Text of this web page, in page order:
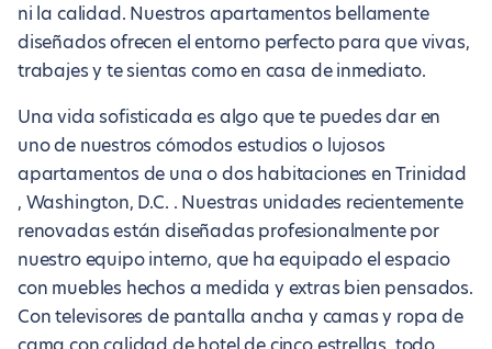
ni la calidad. Nuestros apartamentos bellamente
diseñados ofrecen el entorno perfecto para que vivas,
trabajes y te sientas como en casa de inmediato.
Una vida sofisticada es algo que te puedes dar en
uno de nuestros cómodos estudios o lujosos
apartamentos de una o dos habitaciones en Trinidad
, Washington, D.C. . Nuestras unidades recientemente
renovadas están diseñadas profesionalmente por
nuestro equipo interno, que ha equipado el espacio
con muebles hechos a medida y extras bien pensados.
Con televisores de pantalla ancha y camas y ropa de